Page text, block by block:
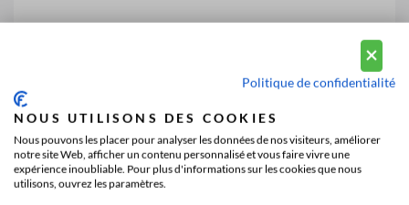
Politique de confidentialité
NOUS UTILISONS DES COOKIES
Nous pouvons les placer pour analyser les données de nos visiteurs, améliorer
notre site Web, afficher un contenu personnalisé et vous faire vivre une
expérience inoubliable. Pour plus d'informations sur les cookies que nous
utilisons, ouvrez les paramètres.